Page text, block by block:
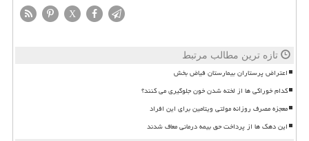
X
تازه ترین مطالب مرتبط
اعتراض پرستاران بیمارستان فیاض بخش
کدام خوراکی ها از لخته شدن خون جلوگیری می کنند؟
معجزه مصرف روزانه مولتی ویتامین برای این افراد
این دهک ها از پرداخت حق بیمه درمانی معاف شدند